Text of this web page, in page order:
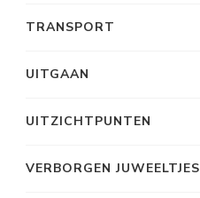
TRANSPORT
UITGAAN
UITZICHTPUNTEN
VERBORGEN JUWEELTJES